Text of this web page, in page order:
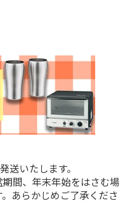
いたします。
間、年末年始をはさむ場
あらかじめご了承くださ